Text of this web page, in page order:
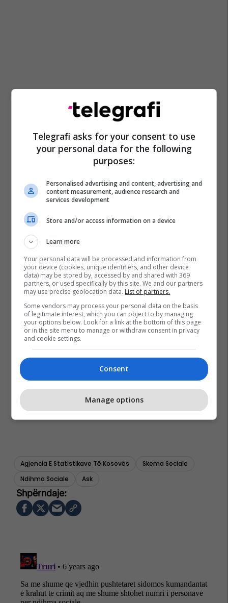
Agjencia E Statistikave Të Kosovës
Skema Sociale
Ndihma Sociale
Ask
Telegrafi asks for your consent to use
your personal data for the following
purposes:
Personalised advertising and content, advertising and
content measurement, audience research and
services development
Store and/or access information on a device
Learn more
Your personal data will be processed and information from
your device (cookies, unique identifiers, and other device
data) may be stored by, accessed by and shared with 369
partners, or used specifically by this site. We and our partners
may use precise geolocation data. List of partners.
Some vendors may process your personal data on the basis
of legitimate interest, which you can object to by managing
your options below. Look for a link at the bottom of this page
or in the site menu to manage or withdraw consent in privacy
and cookie settings.
Consent
Manage options